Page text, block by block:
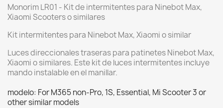
Monorim LR01 - Kit de intermitentes para Ninebot Max,
Xiaomi Scooters o similares
Kit intermitentes para Ninebot Max, Xiaomi o similar
Luces direccionales traseras para patinetes Ninebot Max,
Xiaomi o similares. Este kit de luces intermitentes incluye
mando instalable en el manillar.
modelo: For M365 non-Pro, 1S, Essential, Mi Scooter 3 or
other similar models